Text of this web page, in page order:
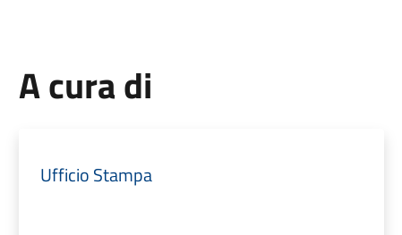
A cura di
Ufficio Stampa